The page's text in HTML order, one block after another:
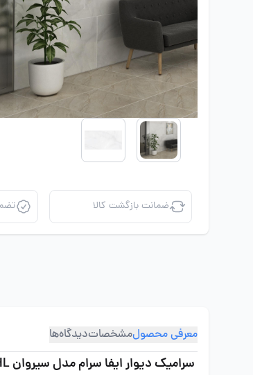
ضمانت بازگشت کالا
معرفی محصولمشخصاتدیدگاه‌ها
سرامیک دیوار ایفا سرام مدل سیروان WHL